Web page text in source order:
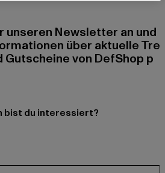
unseren Newsletter an und
über aktuelle Tre
Gutscheine von DefShop p
bist du interessiert?